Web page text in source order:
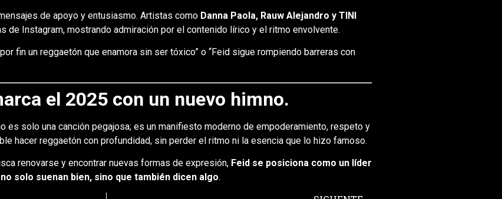
de apoyo y entusiasmo. Artistas como Danna Paola, Rauw Alejandro y TINI
de Instagram, mostrando admiración por el contenido lírico y el ritmo envolvente.
fin un reggaetón que enamora sin ser tóxico” o “Feid sigue rompiendo barreras con
el 2025 con un nuevo himno.
es solo una canción pegajosa; es un manifiesto moderno de empoderamiento, respeto y
hacer reggaetón con profundidad, sin perder el ritmo ni la esencia que lo hizo famoso.
renovarse y encontrar nuevas formas de expresión, Feid se posiciona como un líder
solo suenan bien, sino que también dicen algo.